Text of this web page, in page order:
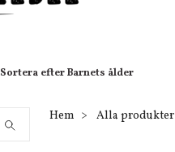
Sortera efter Barnets ålder
Hem Alla produkter